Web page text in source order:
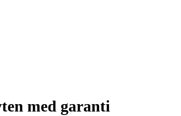
med garanti